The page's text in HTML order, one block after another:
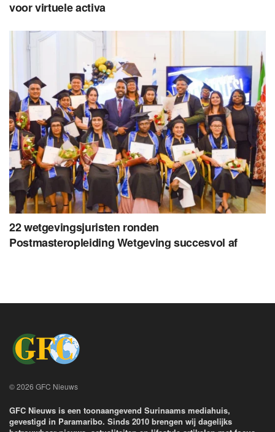
voor virtuele activa
22 wetgevingsjuristen ronden
Postmasteropleiding Wetgeving succesvol af
© 2026 GFC Nieuws
GFC Nieuws is een toonaangevend Surinaams mediahuis,
gevestigd in Paramaribo. Sinds 2010 brengen wij dagelijks